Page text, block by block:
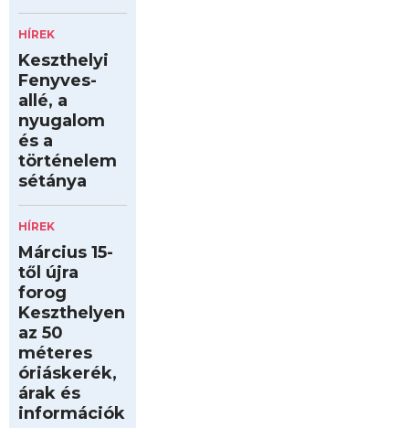
HÍREK
Keszthelyi
Fenyves-
allé, a
nyugalom
és a
történelem
sétánya
HÍREK
Március 15-
től újra
forog
Keszthelyen
az 50
méteres
óriáskerék,
árak és
információk